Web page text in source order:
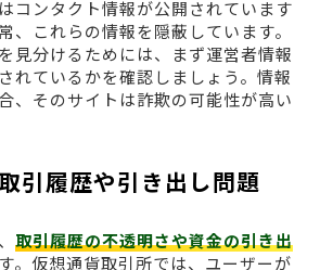
コンタクト情報が公開されています
、これらの情報を隠蔽しています。
見分けるためには、まず運営者情報
れているかを確認しましょう。情報
、そのサイトは詐欺の可能性が高い
引履歴や引き出し問題
取引履歴の不透明さや資金の引き出
。仮想通貨取引所では、ユーザーが